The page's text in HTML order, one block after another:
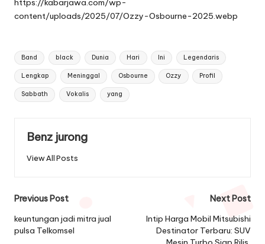
https://kabarjawa.com/wp-
content/uploads/2025/07/Ozzy-Osbourne-2025.webp
Tags:
Band black Dunia Hari Ini Legendaris
Lengkap Meninggal Osbourne Ozzy Profil
Sabbath Vokalis yang
Benz jurong
View All Posts
Post
navigation
Previous Post
keuntungan jadi mitra jual
pulsa Telkomsel
Next Post
Intip Harga Mobil Mitsubishi
Destinator Terbaru: SUV